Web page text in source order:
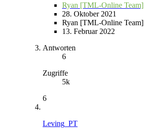
Ryan [TML-Online Team]
28. Oktober 2021
Ryan [TML-Online Team]
13. Februar 2022
Antworten
6
Zugriffe
5k
6
Leving_PT